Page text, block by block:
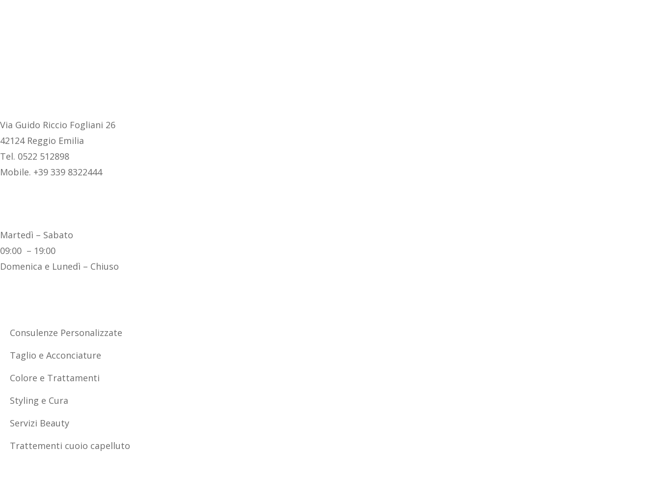
Via Guido Riccio Fogliani 26
42124 Reggio Emilia
Tel. 0522 512898
Mobile. +39 339 8322444
Martedì – Sabato
09:00 – 19:00
Domenica e Lunedì – Chiuso
Consulenze Personalizzate
Taglio e Acconciature
Colore e Trattamenti
Styling e Cura
Servizi Beauty
Trattementi cuoio capelluto